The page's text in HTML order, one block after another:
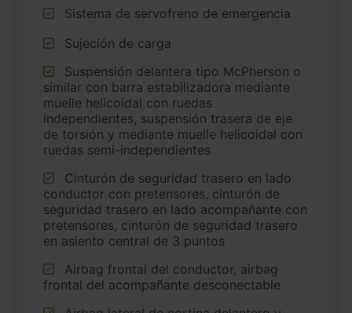
Sistema de servofreno de emergencia
Sujeción de carga
similar con barra estabilizadora mediante
muelle helicoidal con ruedas
independientes, suspensión trasera de eje
de torsión y mediante muelle helicoidal con
ruedas semi-independientes
conductor con pretensores, cinturón de
seguridad trasero en lado acompañante con
pretensores, cinturón de seguridad trasero
en asiento central de 3 puntos
frontal del acompañante desconectable